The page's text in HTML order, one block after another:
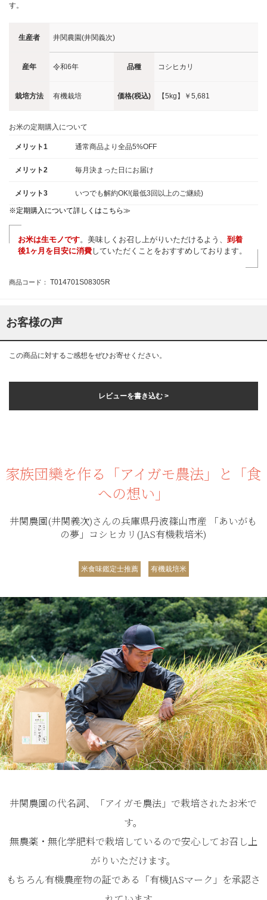
す。
生産者 井関農園(井関義次)
産年 令和6年 品種 コシヒカリ
栽培方法 有機栽培 価格(税込) 【5kg】 ￥5,681
お米の定期購入について
メリット1 通常商品より全品5%OFF
メリット2 毎月決まった日にお届け
メリット3 いつでも解約OK!(最低3回以上のご継続)
※定期購入について詳しくはこちら≫
お米は生モノです。美味しくお召し上がりいただけるよう、 到着
後1ヶ月を目安に消費していただくことをおすすめしております。
商品コード： T014701S08305R
お客様の声
この商品に対するご感想をぜひお寄せください。
レビューを書き込む >
家族団欒を作る「アイガモ農法」と「食
への想い」
井関農園(井関義次)さんの兵庫県丹波篠山市産 「あいがも
の夢」コシヒカリ(JAS有機栽培米)
米食味鑑定士推薦 有機栽培米
井関農園の代名詞、「アイガモ農法」で栽培されたお米で
す。
無農薬・無化学肥料で栽培しているので安心してお召し上
がりいただけます。
もちろん有機農産物の証である「有機JASマーク」を承認さ